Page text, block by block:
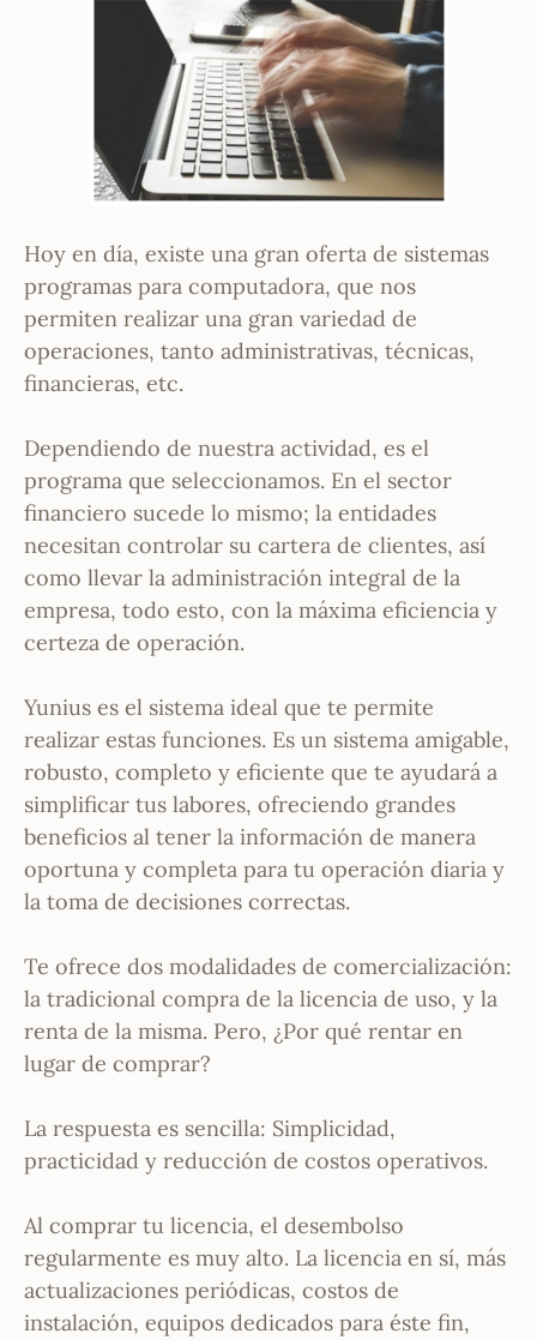
Hoy en día, existe una gran oferta de sistemas
programas para computadora, que nos
permiten realizar una gran variedad de
operaciones, tanto administrativas, técnicas,
financieras, etc.
Dependiendo de nuestra actividad, es el
programa que seleccionamos. En el sector
financiero sucede lo mismo; la entidades
necesitan controlar su cartera de clientes, así
como llevar la administración integral de la
empresa, todo esto, con la máxima eficiencia y
certeza de operación.
Yunius es el sistema ideal que te permite
realizar estas funciones. Es un sistema amigable,
robusto, completo y eficiente que te ayudará a
simplificar tus labores, ofreciendo grandes
beneficios al tener la información de manera
oportuna y completa para tu operación diaria y
la toma de decisiones correctas.
Te ofrece dos modalidades de comercialización:
la tradicional compra de la licencia de uso, y la
renta de la misma. Pero, ¿Por qué rentar en
lugar de comprar?
La respuesta es sencilla: Simplicidad,
practicidad y reducción de costos operativos.
Al comprar tu licencia, el desembolso
regularmente es muy alto. La licencia en sí, más
actualizaciones periódicas, costos de
instalación, equipos dedicados para éste fin,